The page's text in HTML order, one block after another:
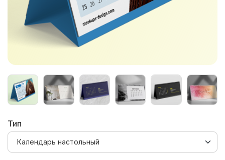
Тип